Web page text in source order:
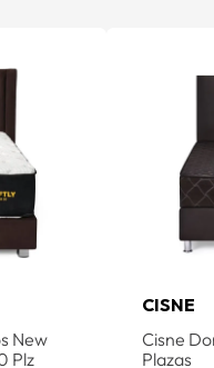
New
Plz
CISNE
Cisne
Plazas